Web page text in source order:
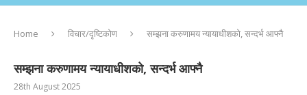
Home विचार/दृष्टिकोण सम्झना करुणामय न्यायाधीशको, सन्दर्भ आफ्नै
सम्झना करुणामय न्यायाधीशको, सन्दर्भ आफ्नै
28th August 2025